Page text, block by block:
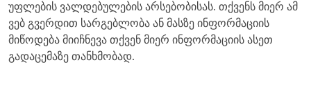
უფლების ვალდებულების არსებობისას. თქვენს მიერ ამ
ვებ გვერდით სარგებლობა ან მასზე ინფორმაციის
მიწოდება მიიჩნევა თქვენ მიერ ინფორმაციის ასეთ
გადაცემაზე თანხმობად.